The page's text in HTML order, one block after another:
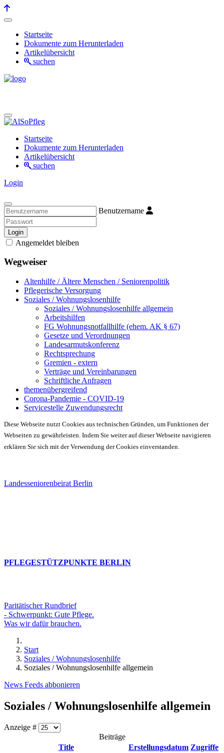
Startseite
Dokumente zum Herunterladen
Artikelübersicht
suchen
Startseite
Dokumente zum Herunterladen
Artikelübersicht
suchen
Login
Benutzername
Login
Angemeldet bleiben
Wegweiser
Altenhilfe / Ältere Menschen / Seniorenpolitik
Pflegerische Versorgung
Soziales / Wohnungslosenhilfe
Soziales / Wohnungslosenhilfe allgemein
Arbeitshilfen
FG Wohnungsnotfallhilfe (ehem. AK § 67)
Gesetze und Verordnungen
Landesarmutskonferenz
Rechtsprechung
Gremien - extern
Verträge und Vereinbarungen
Schriftliche Anfragen
themenübergreifend
Corona-Pandemie - COVID-19
Servicestelle Zuwendungsrecht
Diese Webseite nutzt Cookies aus technischen Gründen, um Funktionen der
Webseiten zu gewährleisten. Indem Sie weiter auf dieser Webseite navigieren
erklären Sie sich mit der Verwendung der Cookies einverstanden.
Landesseniorenbeirat Berlin
PFLEGESTÜTZPUNKTE BERLIN
Paritätischer Rundbrief
- Schwerpunkt: Gute Pflege.
Was wir dafür brauchen.
Start
Soziales / Wohnungslosenhilfe
Soziales / Wohnungslosenhilfe allgemein
News Feeds abbonieren
Soziales / Wohnungslosenhilfe allgemein
Anzeige #
Beiträge
Title
Erstellungsdatum Zugriffe